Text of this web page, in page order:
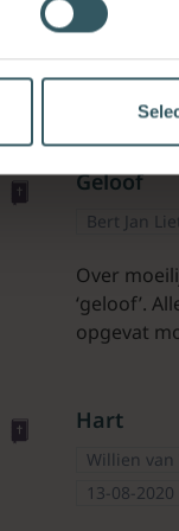
dat ze hun
aandacht
Geloof
Bert Jan
Over
‘geloof’.
opgevat
Hart
Willien
13-08-2020